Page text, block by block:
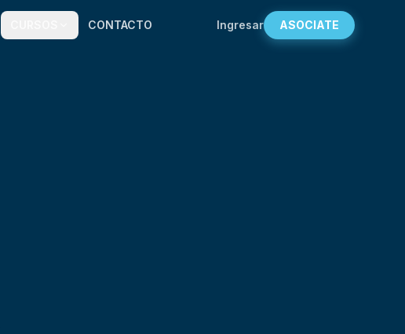
CONTACTO Ingresar ASOCIATE